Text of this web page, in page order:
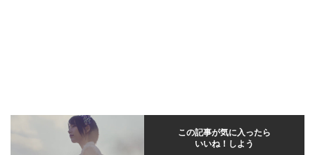
この記事が気に入ったら
いいね！しよう